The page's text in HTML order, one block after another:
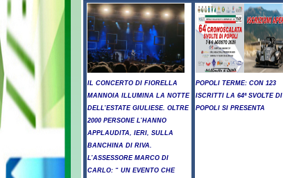
IL CONCERTO DI FIORELLA
MANNOIA ILLUMINA LA NOTTE
DELL’ESTATE GIULIESE. OLTRE
2000 PERSONE L’HANNO
APPLAUDITA, IERI, SULLA
BANCHINA DI RIVA.
L’ASSESSORE MARCO DI
CARLO: “ UN EVENTO CHE
POPOLI TERME: CON 123
ISCRITTI LA 64ª SVOLTE DI
POPOLI SI PRESENTA